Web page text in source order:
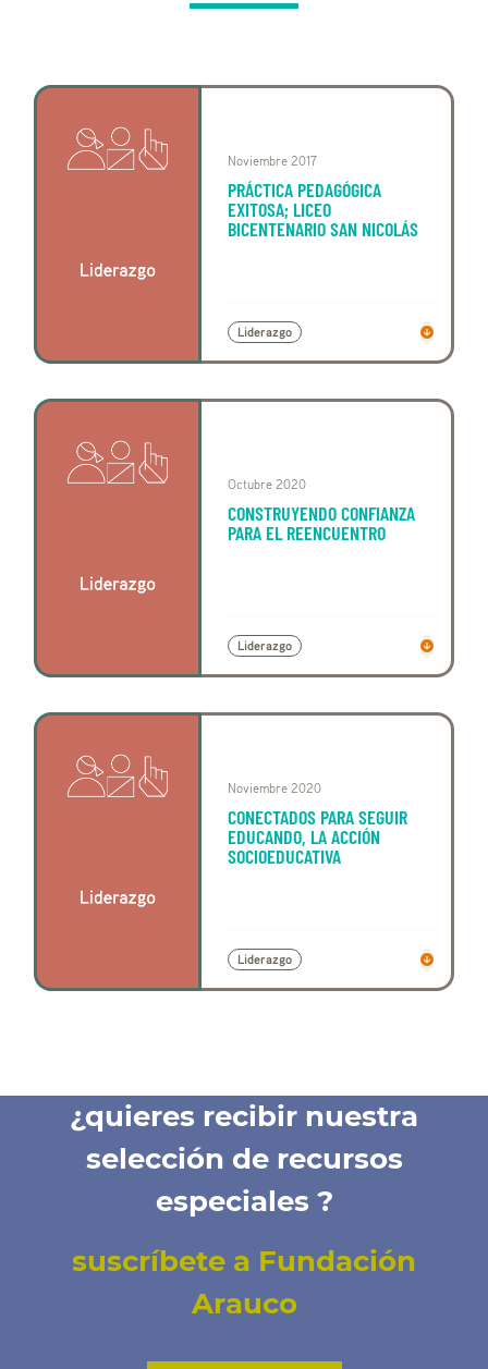
Noviembre 2017
PRÁCTICA PEDAGÓGICA
EXITOSA; LICEO
BICENTENARIO SAN NICOLÁS
Liderazgo
Octubre 2020
CONSTRUYENDO CONFIANZA
PARA EL REENCUENTRO
Liderazgo
Noviembre 2020
CONECTADOS PARA SEGUIR
EDUCANDO, LA ACCIÓN
SOCIOEDUCATIVA
Liderazgo
¿quieres recibir nuestra
selección de recursos
especiales ?
suscríbete a Fundación
Arauco